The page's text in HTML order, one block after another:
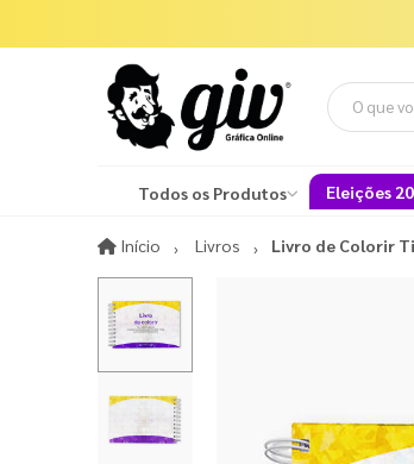
Todos os Produtos Eleições
Início InícioLivros Livro de Colorir